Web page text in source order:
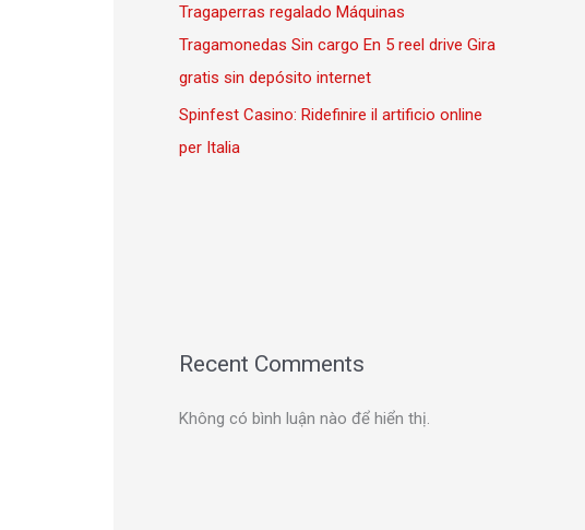
Tragaperras regalado Máquinas
Tragamonedas Sin cargo En 5 reel drive Gira
gratis sin depósito internet
Spinfest Casino: Ridefinire il artificio online
per Italia
Recent Comments
Không có bình luận nào để hiển thị.